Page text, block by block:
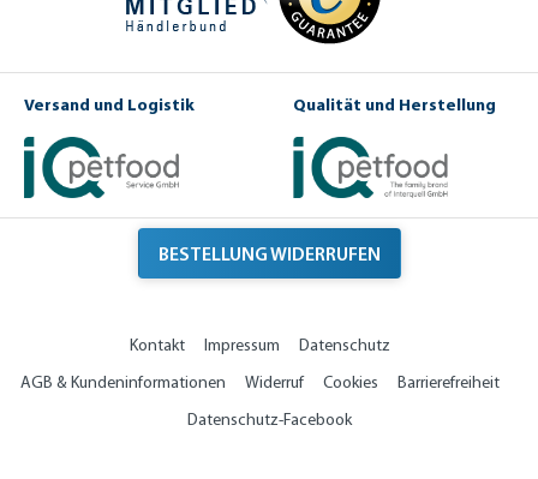
Versand und Logistik Qualität und Herstellung
BESTELLUNG WIDERRUFEN
Kontakt Impressum
Datenschutz
AGB & Kundeninformationen
Widerruf Cookies
Barrierefreiheit
Datenschutz-Facebook